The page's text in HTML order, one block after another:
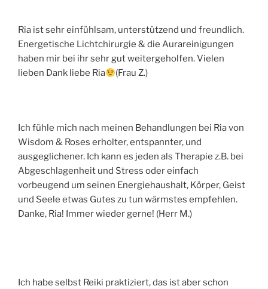
Ria ist sehr einfühlsam, unterstützend und freundlich.
Energetische Lichtchirurgie & die Aurareinigungen
haben mir bei ihr sehr gut weitergeholfen. Vielen
lieben Dank liebe Ria
(Frau Z.)
Ich fühle mich nach meinen Behandlungen bei Ria von
Wisdom & Roses erholter, entspannter, und
ausgeglichener. Ich kann es jeden als Therapie z.B. bei
Abgeschlagenheit und Stress oder einfach
vorbeugend um seinen Energiehaushalt, Körper, Geist
und Seele etwas Gutes zu tun wärmstes empfehlen.
Danke, Ria! Immer wieder gerne! (Herr M.)
Ich habe selbst Reiki praktiziert, das ist aber schon